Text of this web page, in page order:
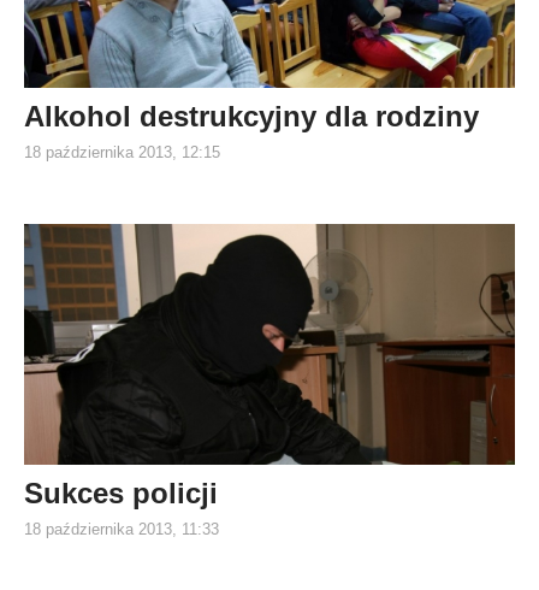
Alkohol destrukcyjny dla rodziny
18 października 2013, 12:15
Sukces policji
18 października 2013, 11:33